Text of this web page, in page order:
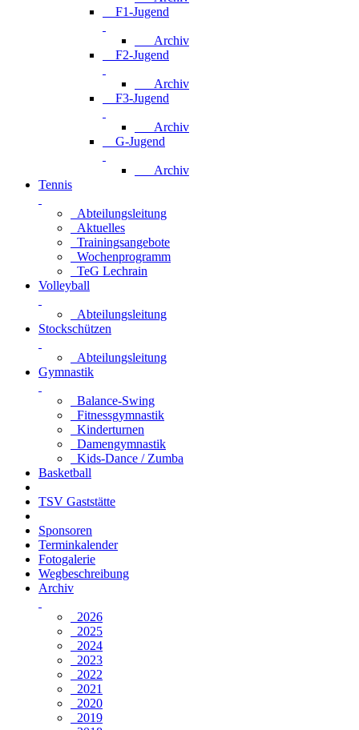
F1-Jugend
Archiv
F2-Jugend
Archiv
F3-Jugend
Archiv
G-Jugend
Archiv
Tennis
Abteilungsleitung
Aktuelles
Trainingsangebote
Wochenprogramm
TeG Lechrain
Volleyball
Abteilungsleitung
Stockschützen
Abteilungsleitung
Gymnastik
Balance-Swing
Fitnessgymnastik
Kinderturnen
Damengymnastik
Kids-Dance / Zumba
Basketball
TSV Gaststätte
Sponsoren
Terminkalender
Fotogalerie
Wegbeschreibung
Archiv
2026
2025
2024
2023
2022
2021
2020
2019